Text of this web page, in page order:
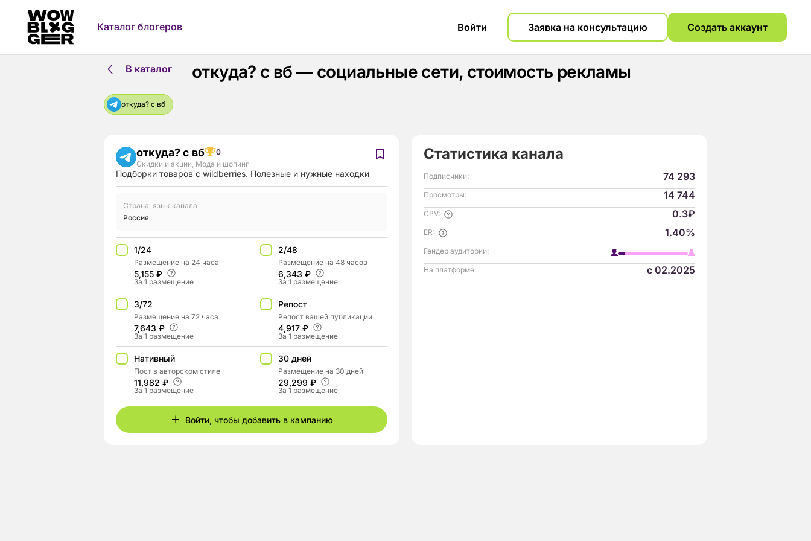
Каталог блогеров Войти Заявка на консультацию Создать аккаунт
В каталог откуда? с вб — социальные сети, стоимость рекламы
откуда? с вб
откуда? с вб
0
Скидки и акции, Мода и шопинг
Подборки товаров с wildberries. Полезные и нужные находки
Страна, язык канала
Россия
1/24
Размещение на 24 часа
5,155 ₽
За 1 размещение
2/48
Размещение на 48 часов
6,343 ₽
За 1 размещение
3/72
Размещение на 72 часа
7,643 ₽
За 1 размещение
Репост
Репост вашей публикации
4,917 ₽
За 1 размещение
Нативный
Пост в авторском стиле
11,982 ₽
За 1 размещение
30 дней
Размещение на 30 дней
29,299 ₽
За 1 размещение
Войти, чтобы добавить в кампанию
Статистика канала
Подписчики: 74 293
Просмотры: 14 744
CPV: 0.3₽
ER: 1.40%
Гендер аудитории:
На платформе: с 02.2025